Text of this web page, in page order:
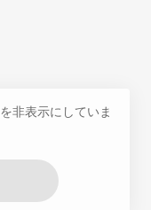
非表示にしていま